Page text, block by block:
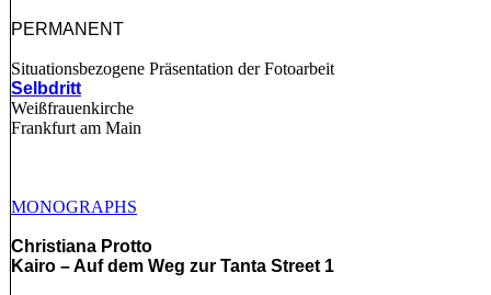
PERMANENT
Situationsbezogene Präsentation der Fotoarbeit
Selbdritt
Weißfrauenkirche
Frankfurt am Main
MONOGRAPHS
Christiana Protto
Kairo – Auf dem Weg zur Tanta Street 1